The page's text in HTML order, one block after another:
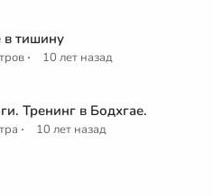
в тишину
· 10 лет назад
Тренинг в Бодхгае.
· 10 лет назад